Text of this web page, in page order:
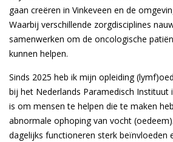
gaan creëren in Vinkeveen en de
Waarbij verschillende zorgdisciplines
samenwerken om de oncologische
kunnen helpen.
Sinds 2025 heb ik mijn opleiding
bij het Nederlands Paramedisch Instituut
is om mensen te helpen die te maken
abnormale ophoping van vocht
dagelijks functioneren sterk beïnvloeden